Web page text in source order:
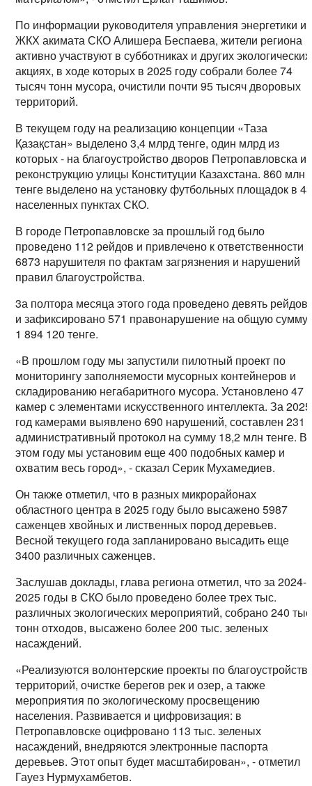
По информации руководителя управления энергетики и
ЖКХ акимата СКО Алишера Беспаева, жители региона
активно участвуют в субботниках и других экологических
акциях, в ходе которых в 2025 году собрали более 74
тысяч тонн мусора, очистили почти 95 тысяч дворовых
территорий.
В текущем году на реализацию концепции «Таза
Қазақстан» выделено 3,4 млрд тенге, один млрд из
которых - на благоустройство дворов Петропавловска и
реконструкцию улицы Конституции Казахстана. 860 млн
тенге выделено на установку футбольных площадок в
населенных пунктах СКО.
В городе Петропавловске за прошлый год было
проведено 112 рейдов и привлечено к ответственности
6873 нарушителя по фактам загрязнения и нарушений
правил благоустройства.
3а полтора месяца этого года проведено девять рейдов
и зафиксировано 571 правонарушение на общую сумму
1 894 120 тенге.
«В прошлом году мы запустили пилотный проект по
мониторингу заполняемости мусорных контейнеров и
складированию негабаритного мусора. Установлено 47
камер с элементами искусственного интеллекта. За 2025
год камерами выявлено 690 нарушений, составлен 231
административный протокол на сумму 18,2 млн тенге. В
этом году мы установим еще 400 подобных камер и
охватим весь город», - сказал Серик Мухамедиев.
Он также отметил, что в разных микрорайонах
областного центра в 2025 году было высажено 5987
саженцев хвойных и лиственных пород деревьев.
Весной текущего года запланировано высадить еще
3400 различных саженцев.
Заслушав доклады, глава региона отметил, что за 2024-
2025 годы в СКО было проведено более трех тыс.
различных экологических мероприятий, собрано 240
тонн отходов, высажено более 200 тыс. зеленых
насаждений.
«Реализуются волонтерские проекты по
территорий, очистке берегов рек и озер, а также
мероприятия по экологическому просвещению
населения. Развивается и цифровизация: в
Петропавловске оцифровано 113 тыс. зеленых
насаждений, внедряются электронные паспорта
деревьев. Этот опыт будет масштабирован», - отметил
Гауез Нурмухамбетов.